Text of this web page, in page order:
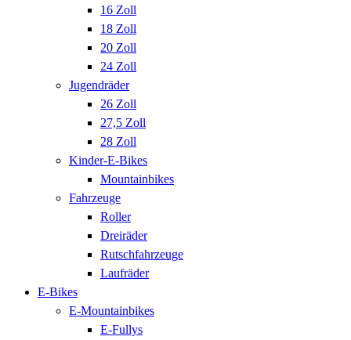
16 Zoll
18 Zoll
20 Zoll
24 Zoll
Jugendräder
26 Zoll
27,5 Zoll
28 Zoll
Kinder-E-Bikes
Mountainbikes
Fahrzeuge
Roller
Dreiräder
Rutschfahrzeuge
Laufräder
E-Bikes
E-Mountainbikes
E-Fullys